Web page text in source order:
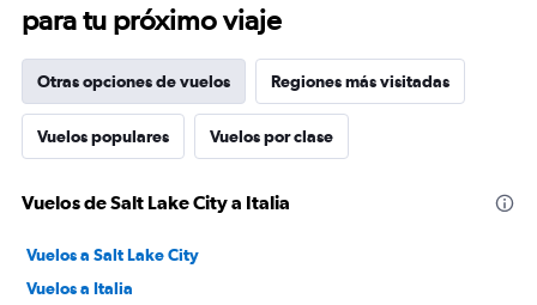
para tu próximo viaje
Otras opciones de vuelos Regiones más visitadas
Vuelos populares Vuelos por clase
Vuelos de Salt Lake City a Italia
Vuelos a Salt Lake City
Vuelos a Italia